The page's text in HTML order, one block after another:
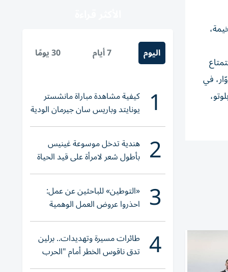
في
اليوم 7 أيام 30 يومًا
1 كيفية مشاهدة مباراة مانشستر
يونايتد وباريس سان جيرمان الودية
والقنوات الناقلة
2 هندية تدخل موسوعة غينيس
بأطول شعر لامرأة على قيد الحياة
3 «التوطين» للباحثين عن عمل:
احذروا عروض العمل الوهمية
وتحققوا عبر «الباركود»
4 طائرات مسيرة وتهديدات.. برلين
تدق ناقوس الخطر أمام "الحرب
الهجينة"